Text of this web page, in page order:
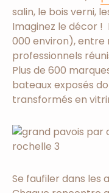
salin, le bois verni,
Imaginez le décor !
000 environ), entre
professionnels
Plus de 600
bateaux exposés
transformés en
Se faufiler dans les